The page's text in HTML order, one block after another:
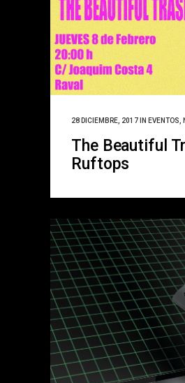
28 DICIEMBRE, 2017 IN EVENTOS
The Beautiful
Ruftops